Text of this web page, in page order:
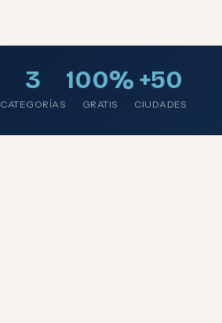
3
CATEGORÍAS
100%
GRATIS
+50
CIUDADES